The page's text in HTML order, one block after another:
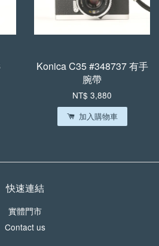
Konica C35 #348737 有手
腕帶
NT$ 3,880
加入購物車
快速連結
實體門市
Contact us